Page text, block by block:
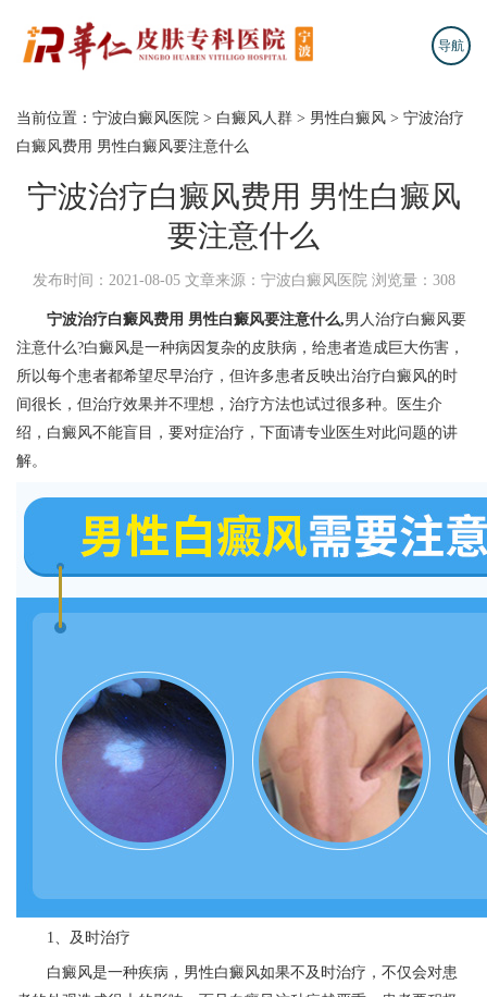
导航
当前位置： 宁波白癜风医院 > 白癜风人群 > 男性白癜风 > 宁波治疗
白癜风费用 男性白癜风要注意什么
宁波治疗白癜风费用 男性白癜风
要注意什么
发布时间：2021-08-05 文章来源：宁波白癜风医院 浏览量：308
宁波治疗白癜风费用 男性白癜风要注意什么,男人治疗白癜风要
注意什么?白癜风是一种病因复杂的皮肤病，给患者造成巨大伤害，
所以每个患者都希望尽早治疗，但许多患者反映出治疗白癜风的时
间很长，但治疗效果并不理想，治疗方法也试过很多种。医生介
绍，白癜风不能盲目，要对症治疗，下面请专业医生对此问题的讲
解。
1、及时治疗
白癜风是一种疾病，男性白癜风如果不及时治疗，不仅会对患